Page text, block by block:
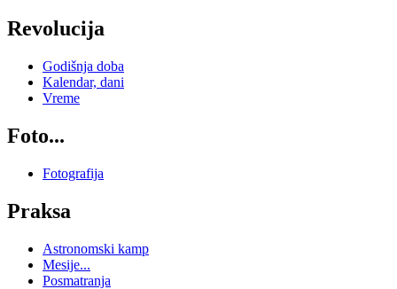
Revolucija
Godišnja doba
Kalendar, dani
Vreme
Foto...
Fotografija
Praksa
Astronomski kamp
Mesije...
Posmatranja